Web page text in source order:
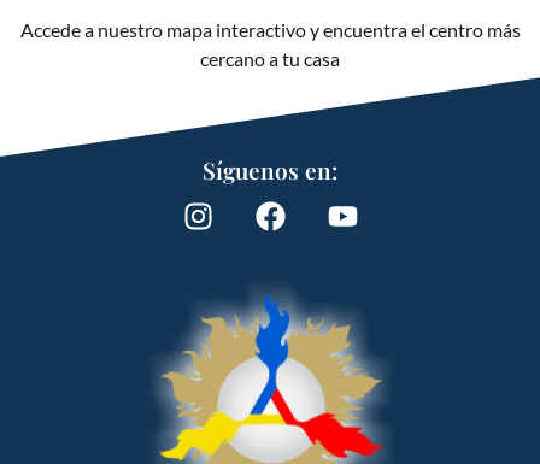
Accede a nuestro mapa interactivo y encuentra el centro más
cercano a tu casa
Síguenos en: